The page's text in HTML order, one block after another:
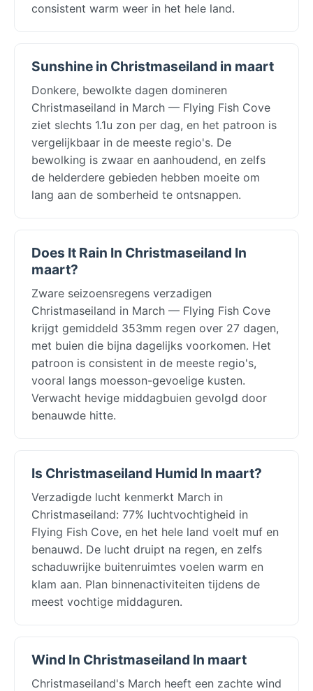
consistent warm weer in het hele land.
Sunshine in Christmaseiland in maart
Donkere, bewolkte dagen domineren
Christmaseiland in March — Flying Fish Cove
ziet slechts 1.1u zon per dag, en het patroon is
vergelijkbaar in de meeste regio's. De
bewolking is zwaar en aanhoudend, en zelfs
de helderdere gebieden hebben moeite om
lang aan de somberheid te ontsnappen.
Does It Rain In Christmaseiland In
maart?
Zware seizoensregens verzadigen
Christmaseiland in March — Flying Fish Cove
krijgt gemiddeld 353mm regen over 27 dagen,
met buien die bijna dagelijks voorkomen. Het
patroon is consistent in de meeste regio's,
vooral langs moesson-gevoelige kusten.
Verwacht hevige middagbuien gevolgd door
benauwde hitte.
Is Christmaseiland Humid In maart?
Verzadigde lucht kenmerkt March in
Christmaseiland: 77% luchtvochtigheid in
Flying Fish Cove, en het hele land voelt muf en
benauwd. De lucht druipt na regen, en zelfs
schaduwrijke buitenruimtes voelen warm en
klam aan. Plan binnenactiviteiten tijdens de
meest vochtige middaguren.
Wind In Christmaseiland In maart
Christmaseiland's March heeft een zachte wind